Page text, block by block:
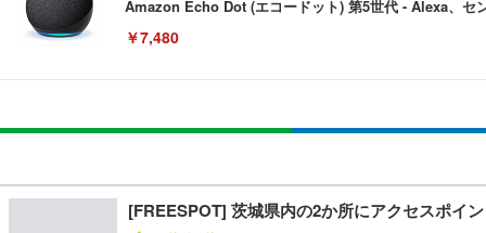
Amazon Echo Dot (エコードット) 第5世代 - Alexa、セ
￥7,480
[EdoErgo] オフィスチェア 椅子 テレワーク 疲れない
EIZO ビジネス向けプレミアムモニター | FlexScan
￥105,595
Amazonベーシック ペットシーツ 薄型 レギュラー 1回
￥3,373
[FREESPOT] 茨城県内の2か所にアクセスポイ